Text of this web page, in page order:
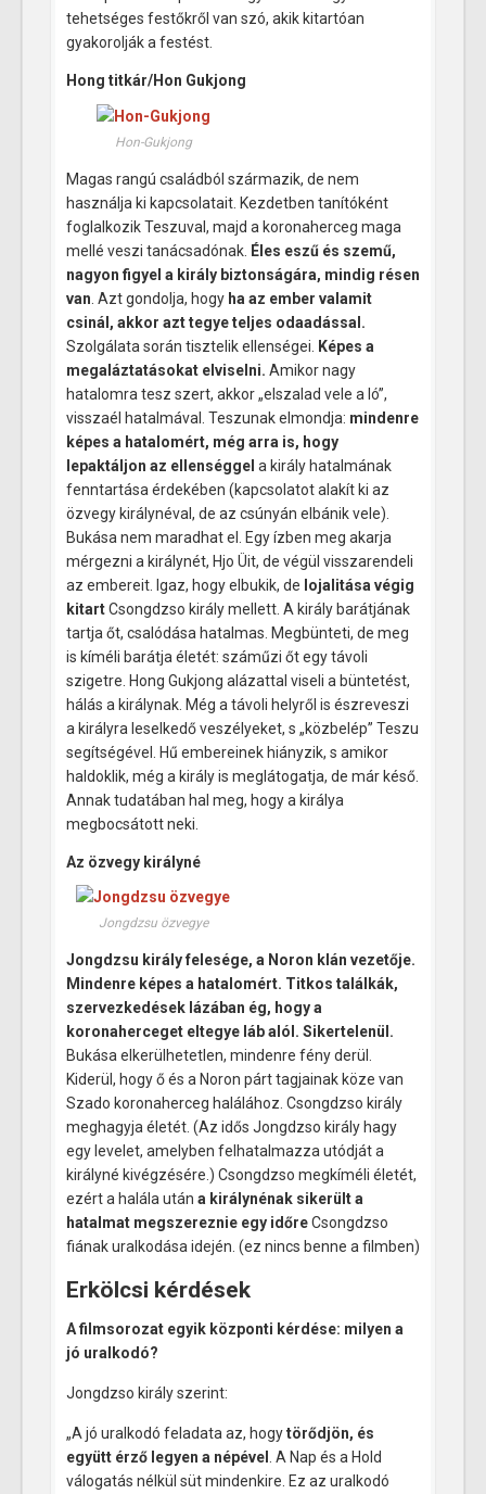
tehetséges festőkről van szó, akik kitartóan
gyakorolják a festést.
Hong titkár/Hon Gukjong
Hon-Gukjong
Magas rangú családból származik, de nem
használja ki kapcsolatait. Kezdetben tanítóként
foglalkozik Teszuval, majd a koronaherceg maga
mellé veszi tanácsadónak. Éles eszű és szemű,
nagyon figyel a király biztonságára, mindig résen
van . Azt gondolja, hogy ha az ember valamit
csinál, akkor azt tegye teljes odaadással.
Szolgálata során tisztelik ellenségei. Képes a
megaláztatásokat elviselni. Amikor nagy
hatalomra tesz szert, akkor „elszalad vele a ló”,
visszaél hatalmával. Teszunak elmondja: mindenre
képes a hatalomért, még arra is, hogy
lepaktáljon az ellenséggel a király hatalmának
fenntartása érdekében (kapcsolatot alakít ki az
özvegy királynéval, de az csúnyán elbánik vele).
Bukása nem maradhat el. Egy ízben meg akarja
mérgezni a királynét, Hjo Üit, de végül visszarendeli
az embereit. Igaz, hogy elbukik, de lojalitása végig
kitartCsongdzso király mellett. A király barátjának
tartja őt, csalódása hatalmas. Megbünteti, de meg
is kíméli barátja életét: száműzi őt egy távoli
szigetre. Hong Gukjong alázattal viseli a büntetést,
hálás a királynak. Még a távoli helyről is észreveszi
a királyra leselkedő veszélyeket, s „közbelép” Teszu
segítségével. Hű embereinek hiányzik, s amikor
haldoklik, még a király is meglátogatja, de már késő.
Annak tudatában hal meg, hogy a királya
megbocsátott neki.
Az özvegy királyné
Jongdzsu özvegye
Jongdzsu király felesége, a Noron klán vezetője.
Mindenre képes a hatalomért. Titkos találkák,
szervezkedések lázában ég, hogy a
koronaherceget eltegye láb alól. Sikertelenül.
Bukása elkerülhetetlen, mindenre fény derül.
Kiderül, hogy ő és a Noron párt tagjainak köze van
Szado koronaherceg halálához. Csongdzso király
meghagyja életét. (Az idős Jongdzso király hagy
egy levelet, amelyben felhatalmazza utódját a
királyné kivégzésére.) Csongdzso megkíméli életét,
ezért a halála után a királynénak sikerült a
hatalmat megszereznie egy időreCsongdzso
fiának uralkodása idején. (ez nincs benne a filmben)
Erkölcsi kérdések
A filmsorozat egyik központi kérdése: milyen a
jó uralkodó?
Jongdzso király szerint:
„A jó uralkodó feladata az, hogytörődjön, és
együtt érző legyen a népével
. A Nap és a Hold
válogatás nélkül süt mindenkire. Ez az uralkodó